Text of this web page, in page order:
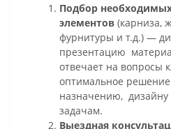
Подбор
элементов (карниза,
фурнитуры и т.д.) —
презентацию
отвечает на вопросы
оптимальное
назначению,
задачам.
Выездная